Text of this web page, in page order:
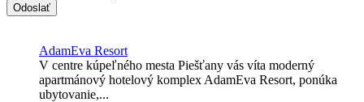
Odoslať
AdamEva Resort
V centre kúpeľného mesta Piešťany vás víta moderný
apartmánový hotelový komplex AdamEva Resort, ponúka
ubytovanie,...